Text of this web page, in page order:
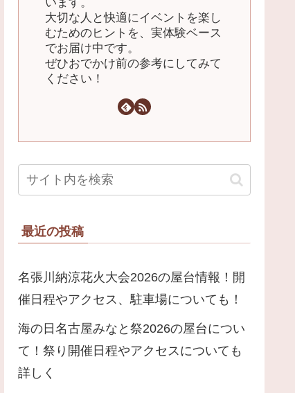
大切な人と快適にイベントを楽し
むためのヒントを、実体験ベース
でお届け中です。
ぜひおでかけ前の参考にしてみて
ください！
最近の投稿
名張川納涼花火大会2026の屋台情報！開
催日程やアクセス、駐車場についても！
海の日名古屋みなと祭2026の屋台につい
て！祭り開催日程やアクセスについても
詳しく